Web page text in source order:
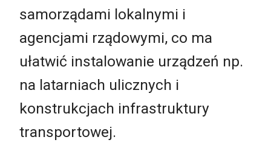
samorządami lokalnymi i
agencjami rządowymi, co ma
ułatwić instalowanie urządzeń np.
na latarniach ulicznych i
konstrukcjach infrastruktury
transportowej.